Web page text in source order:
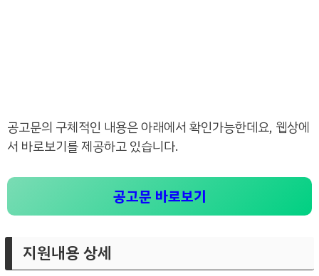
공고문의 구체적인 내용은 아래에서 확인가능한데요, 웹상에
서 바로보기를 제공하고 있습니다.
공고문 바로보기
지원내용 상세